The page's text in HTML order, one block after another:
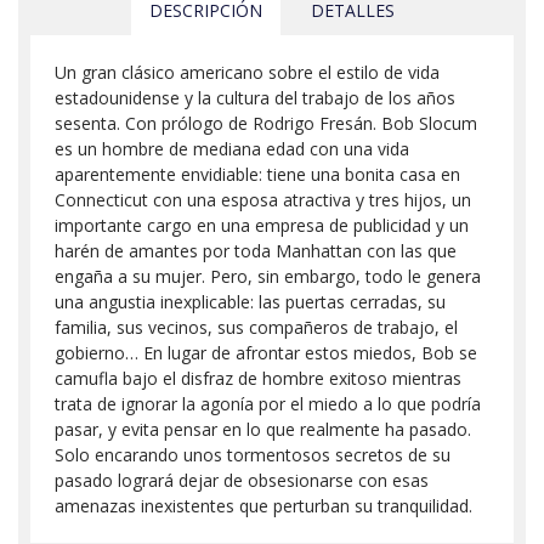
DESCRIPCIÓN DETALLES
Un gran clásico americano sobre el estilo de vida
estadounidense y la cultura del trabajo de los años
sesenta. Con prólogo de Rodrigo Fresán. Bob Slocum
es un hombre de mediana edad con una vida
aparentemente envidiable: tiene una bonita casa en
Connecticut con una esposa atractiva y tres hijos, un
importante cargo en una empresa de publicidad y un
harén de amantes por toda Manhattan con las que
engaña a su mujer. Pero, sin embargo, todo le genera
una angustia inexplicable: las puertas cerradas, su
familia, sus vecinos, sus compañeros de trabajo, el
gobierno… En lugar de afrontar estos miedos, Bob se
camufla bajo el disfraz de hombre exitoso mientras
trata de ignorar la agonía por el miedo a lo que podría
pasar, y evita pensar en lo que realmente ha pasado.
Solo encarando unos tormentosos secretos de su
pasado logrará dejar de obsesionarse con esas
amenazas inexistentes que perturban su tranquilidad.